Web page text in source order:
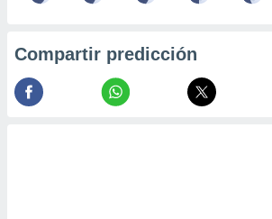
Compartir predicción